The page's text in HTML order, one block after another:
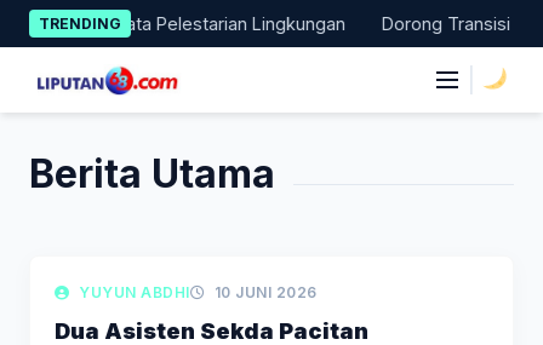
Skip
to
content
TRENDING
Aksi Nyata Pelestarian Lingkungan Dorong Transisi Energi
Berita Utama
LIPUTAN BERITA
YUYUN ABDHI 10 JUNI 2026
Dua Asisten Sekda Pacitan